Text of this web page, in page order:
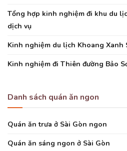
Tổng hợp kinh nghiệm đi khu du
dịch vụ
Kinh nghiệm du lịch Khoang Xanh
Kinh nghiệm đi Thiên đường Bảo
Danh sách quán ăn ngon
Quán ăn trưa ở Sài Gòn ngon
Quán ăn sáng ngon ở Sài Gòn